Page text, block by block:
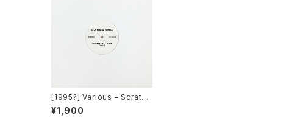
[1995?] Various – Scratch
Trax Vol.1 [Not On Label]
¥1,900